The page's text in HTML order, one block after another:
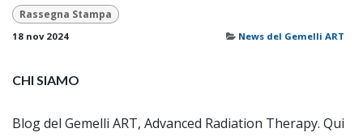
Rassegna Stampa
18 nov 2024 News del Gemelli ART
CHI SIAMO
Blog del Gemelli ART, Advanced Radiation Therapy. Qui